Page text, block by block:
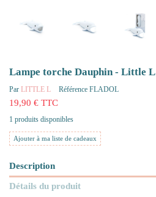
Lampe torche Dauphin - Little L
Par LITTLE L Référence FLADOL
19,90 € TTC
1 produits disponibles
Ajouter à ma liste de cadeaux
Description
Détails du produit